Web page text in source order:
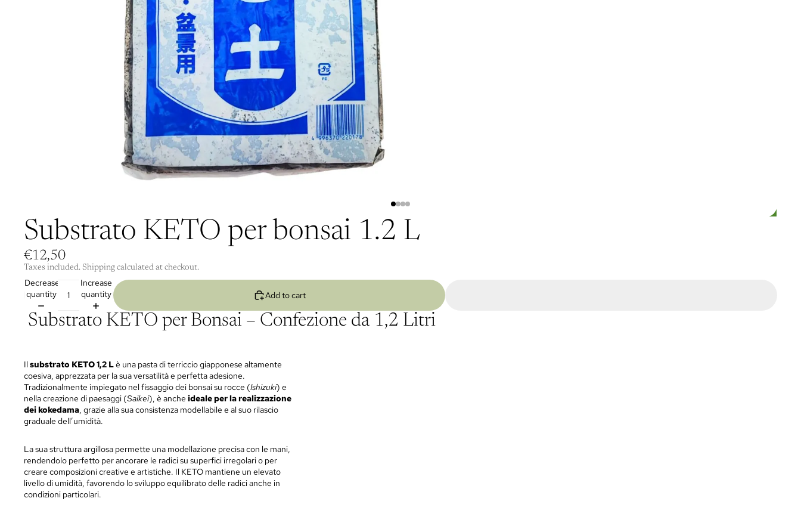
Substrato KETO per bonsai 1.2 L
€12,50
Taxes included. Shipping calculated at checkout.
Decrease
quantity
Increase
quantity
Add to cart
Substrato KETO per Bonsai – Confezione da 1,2 Litri
Il substrato KETO 1,2 Lè una pasta di terriccio giapponese altamente
coesiva, apprezzata per la sua versatilità e perfetta adesione.
Tradizionalmente impiegato nel fissaggio dei bonsai su rocce (Ishizuki) e
nella creazione di paesaggi (Saikei), è anche ideale per la realizzazione
dei kokedama, grazie alla sua consistenza modellabile e al suo rilascio
graduale dell’umidità.
La sua struttura argillosa permette una modellazione precisa con le mani,
rendendolo perfetto per ancorare le radici su superfici irregolari o per
creare composizioni creative e artistiche. Il KETO mantiene un elevato
livello di umidità, favorendo lo sviluppo equilibrato delle radici anche in
condizioni particolari.